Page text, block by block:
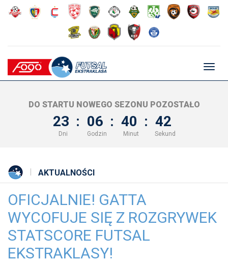
DO STARTU NOWEGO SEZONU POZOSTAŁO
23 : 06 : 40 : 41
Dni Godzin Minut Sekund
AKTUALNOŚCI
OFICJALNIE! GATTA
WYCOFUJE SIĘ Z ROZGRYWEK
STATSCORE FUTSAL
EKSTRAKLASY!